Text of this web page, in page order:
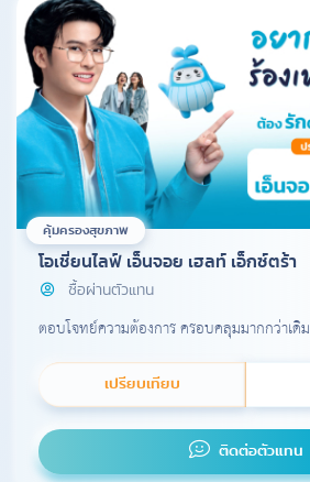
คุ้มครองสุขภาพ
โอเชี่ยนไลฟ์ เอ็นจอย เฮลท์ เอ็กซ์ตร้า
ซื้อผ่านตัวแทน
ตอบโจทย์ความต้องการ ครอบคลุมมากกว่าเดิม
เปรียบเทียบ
ติดต่อตัวแทน